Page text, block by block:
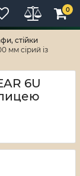
RV-ZAFT
0
стійки
мм сірий із
6U